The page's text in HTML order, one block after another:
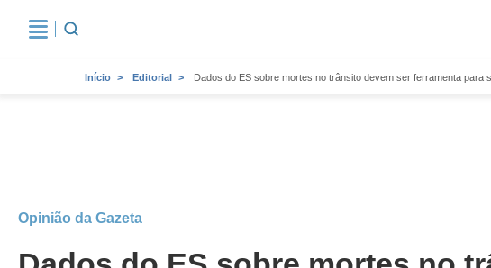
Início Editorial Dados do ES sobre mortes no trânsito devem ser ferramenta para
Opinião da Gazeta